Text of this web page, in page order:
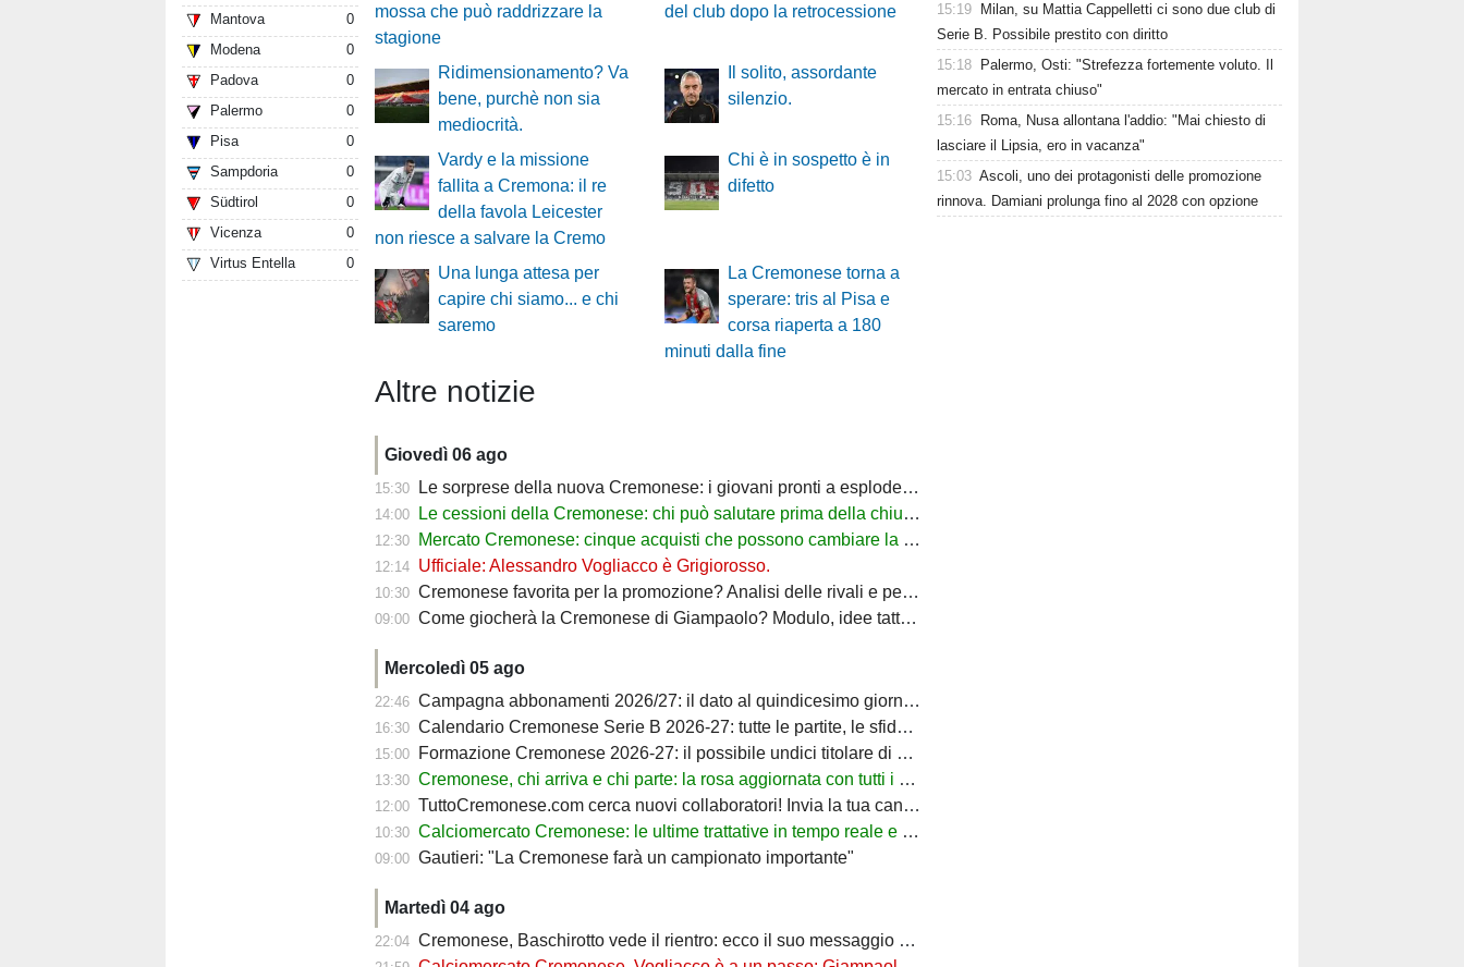
Mantova
0
Modena
0
Padova
0
Palermo
0
Pisa
0
Sampdoria
0
Südtirol
0
Vicenza
0
Virtus Entella
0
mossa che può raddrizzare la
stagione
del club dopo la retrocessione
Ridimensionamento? Va
bene, purchè non sia
mediocrità.
Il solito, assordante
silenzio.
Vardy e la missione
fallita a Cremona: il re
della favola Leicester
non riesce a salvare la Cremo
Chi è in sospetto è in
difetto
Una lunga attesa per
capire chi siamo... e chi
saremo
La Cremonese torna a
sperare: tris al Pisa e
corsa riaperta a 180
minuti dalla fine
Altre notizie
Giovedì 06 ago
15:30 Le sorprese della nuova Cremonese: i giovani pronti a esplodere con Marco Giampaolo
14:00 Le cessioni della Cremonese: chi può salutare prima della chiusura del mercato
12:30 Mercato Cremonese: cinque acquisti che possono cambiare la stagione dei grigiorossi
12:14 Ufficiale: Alessandro Vogliacco è Grigiorosso.
10:30 Cremonese favorita per la promozione? Analisi delle rivali e percentuali di ritorno in Serie A
09:00 Come giocherà la Cremonese di Giampaolo? Modulo, idee tattiche e nuovi protagonisti
Mercoledì 05 ago
22:46 Campagna abbonamenti 2026/27: il dato al quindicesimo giorno di prelazione
16:30 Calendario Cremonese Serie B 2026-27: tutte le partite, le sfide decisive e il percorso verso la Serie A
15:00 Formazione Cremonese 2026-27: il possibile undici titolare di Marco Giampaolo
13:30 Cremonese, chi arriva e chi parte: la rosa aggiornata con tutti i movimenti ufficiali
12:00 TuttoCremonese.com cerca nuovi collaboratori! Invia la tua candidatura!
10:30 Calciomercato Cremonese: le ultime trattative in tempo reale e tutti gli obiettivi di Botturi
09:00 Gautieri: "La Cremonese farà un campionato importante"
Martedì 04 ago
22:04 Cremonese, Baschirotto vede il rientro: ecco il suo messaggio social
15:19
Milan, su Mattia Cappelletti ci sono due club di
Serie B. Possibile prestito con diritto
15:18
Palermo, Osti: "Strefezza fortemente voluto. Il
mercato in entrata chiuso"
15:16
Roma, Nusa allontana l'addio: "Mai chiesto di
lasciare il Lipsia, ero in vacanza"
15:03 Ascoli, uno dei protagonisti delle promozione
rinnova. Damiani prolunga fino al 2028 con opzione